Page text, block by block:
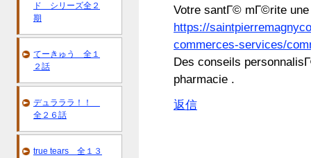
Votre santГ© mГ©rite
https://
commerces-services/
Des conseils
pharmacie .
返信
ド シリーズ全２
期
てーきゅう 全１
２話
デュラララ！！
全２６話
true tears 全１３